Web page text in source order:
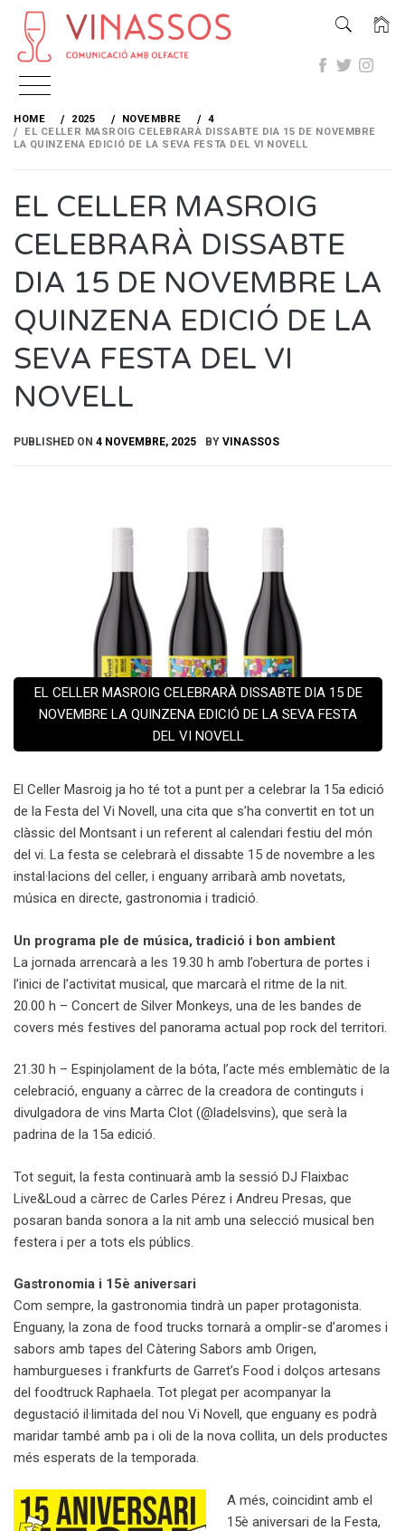
Skip
content
HOME 2025 NOVEMBRE
4
EL CELLER MASROIG CELEBRARÀ DISSABTE DIA 15 DE NOVEMBRE
LA QUINZENA EDICIÓ DE LA SEVA FESTA DEL VI NOVELL
EL CELLER MASROIG
CELEBRARÀ DISSABTE
DIA 15 DE NOVEMBRE LA
QUINZENA EDICIÓ DE LA
SEVA FESTA DEL VI
NOVELL
PUBLISHED ON 4 NOVEMBRE, 2025 BY VINASSOS
EL CELLER MASROIG CELEBRARÀ DISSABTE DIA 15 DE
NOVEMBRE LA QUINZENA EDICIÓ DE LA SEVA FESTA
DEL VI NOVELL
El Celler Masroig ja ho té tot a punt per a celebrar la 15a edició
de la Festa del Vi Novell, una cita que s’ha convertit en tot un
clàssic del Montsant i un referent al calendari festiu del món
del vi. La festa se celebrarà el dissabte 15 de novembre a les
instal·lacions del celler, i enguany arribarà amb novetats,
música en directe, gastronomia i tradició.
Un programa ple de música, tradició i bon ambient
La jornada arrencarà a les 19.30 h amb l’obertura de portes i
l’inici de l’activitat musical, que marcarà el ritme de la nit.
20.00 h – Concert de Silver Monkeys, una de les bandes de
covers més festives del panorama actual pop rock del territori.
21.30 h – Espinjolament de la bóta, l’acte més emblemàtic de la
celebració, enguany a càrrec de la creadora de continguts i
divulgadora de vins Marta Clot (@ladelsvins), que serà la
padrina de la 15a edició.
Tot seguit, la festa continuarà amb la sessió DJ Flaixbac
Live&Loud a càrrec de Carles Pérez i Andreu Presas, que
posaran banda sonora a la nit amb una selecció musical ben
festera i per a tots els públics.
Gastronomia i 15è aniversari
Com sempre, la gastronomia tindrà un paper protagonista.
Enguany, la zona de food trucks tornarà a omplir-se d’aromes i
sabors amb tapes del Càtering Sabors amb Origen,
hamburgueses i frankfurts de Garret’s Food i dolços artesans
del foodtruck Raphaela. Tot plegat per acompanyar la
degustació il·limitada del nou Vi Novell, que enguany es podrà
maridar també amb pa i oli de la nova collita, un dels productes
més esperats de la temporada.
A més, coincidint amb el
15è aniversari de la Festa,